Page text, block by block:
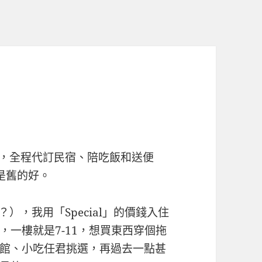
全程代訂民宿、陪吃飯和送便
的好。
），我用「Special」的價錢入住
一樓就是7-11，想買東西穿個拖
、小吃任君挑選，再過去一點甚